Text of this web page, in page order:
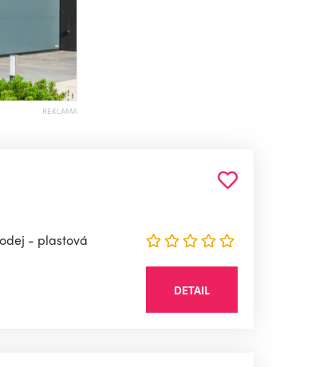
REKLAMA
- plastová
DETAIL